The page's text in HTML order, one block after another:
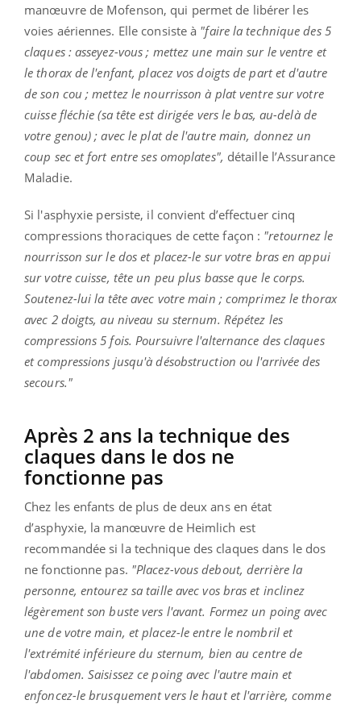
manœuvre de Mofenson, qui permet de libérer les
voies aériennes. Elle consiste à "faire la technique des 5
claques : asseyez-vous ; mettez une main sur le ventre et
le thorax de l'enfant, placez vos doigts de part et d'autre
de son cou ; mettez le nourrisson à plat ventre sur votre
cuisse fléchie (sa tête est dirigée vers le bas, au-delà de
votre genou) ; avec le plat de l'autre main, donnez un
coup sec et fort entre ses omoplates", détaille l’Assurance
Maladie.
Si l'asphyxie persiste, il convient d’effectuer cinq
compressions thoraciques de cette façon : "retournez le
nourrisson sur le dos et placez-le sur votre bras en appui
sur votre cuisse, tête un peu plus basse que le corps.
Soutenez-lui la tête avec votre main ; comprimez le thorax
avec 2 doigts, au niveau su sternum. Répétez les
compressions 5 fois. Poursuivre l'alternance des claques
et compressions jusqu'à désobstruction ou l'arrivée des
secours."
Après 2 ans la technique des
claques dans le dos ne
fonctionne pas
Chez les enfants de plus de deux ans en état
d’asphyxie, la manœuvre de Heimlich est
recommandée si la technique des claques dans le dos
ne fonctionne pas. "Placez-vous debout, derrière la
personne, entourez sa taille avec vos bras et inclinez
légèrement son buste vers l'avant. Formez un poing avec
une de votre main, et placez-le entre le nombril et
l'extrémité inférieure du sternum, bien au centre de
l'abdomen. Saisissez ce poing avec l'autre main et
enfoncez-le brusquement vers le haut et l'arrière, comme